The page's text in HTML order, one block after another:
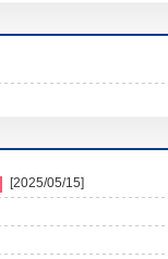
[2025/05/15]